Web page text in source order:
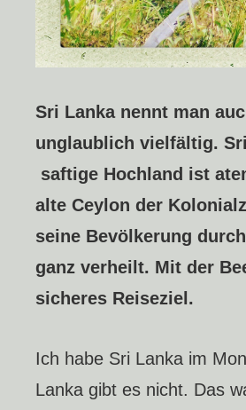
Sri Lanka nennt man
unglaublich vielfältig.
saftige Hochland ist
alte Ceylon der
seine Bevölkerung
ganz verheilt. Mit der
sicheres Reiseziel.
Ich habe Sri Lanka im
Lanka gibt es nicht. Das